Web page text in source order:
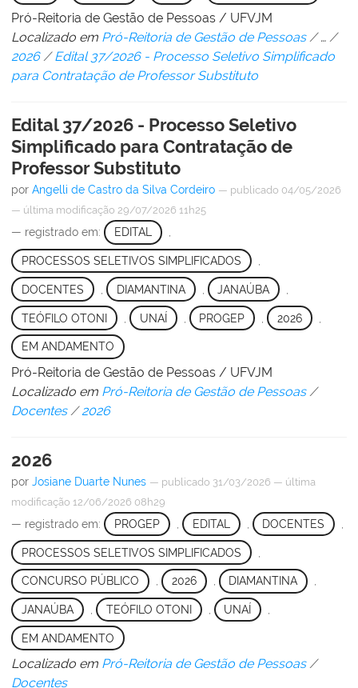
Pró-Reitoria de Gestão de Pessoas / UFVJM
Localizado em Pró-Reitoria de Gestão de Pessoas /… /
2026 /Edital 37/2026 - Processo Seletivo Simplificado
para Contratação de Professor Substituto
Edital 37/2026 - Processo Seletivo
Simplificado para Contratação de
Professor Substituto
por Angelli de Castro da Silva Cordeiro — publicado 04/05/2026
— última modificação 29/07/2026 11h25
— registrado em: EDITAL ,
PROCESSOS SELETIVOS SIMPLIFICADOS
DOCENTES DIAMANTINA JANAÚBA
TEÓFILO OTONI UNAÍ PROGEP , 2026
EM ANDAMENTO
Pró-Reitoria de Gestão de Pessoas / UFVJM
Localizado em Pró-Reitoria de Gestão de Pessoas /
Docentes /2026
2026
por Josiane Duarte Nunes — publicado 31/03/2026 — última
modificação 12/06/2026 08h29
— registrado em: PROGEP EDITAL DOCENTES
PROCESSOS SELETIVOS SIMPLIFICADOS
CONCURSO PÚBLICO , 2026 , DIAMANTINA ,
JANAÚBA TEÓFILO OTONI UNAÍ
EM ANDAMENTO
Localizado em Pró-Reitoria de Gestão de Pessoas /
Docentes